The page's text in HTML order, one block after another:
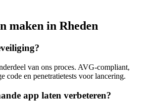
maken in Rheden
van ons proces. AVG-compliant,
code en penetratietests voor lancering.
app laten verbeteren?